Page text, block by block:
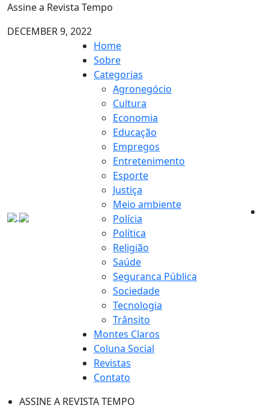
Assine a Revista Tempo
DECEMBER 9, 2022
Home
Sobre
Categorias
Agronegócio
Cultura
Economia
Educação
Empregos
Entretenimento
Esporte
Justiça
Meio ambiente
Polícia
Política
Religião
Saúde
Seguranca Pública
Sociedade
Tecnologia
Trânsito
Montes Claros
Coluna Social
Revistas
Contato
ASSINE A REVISTA TEMPO